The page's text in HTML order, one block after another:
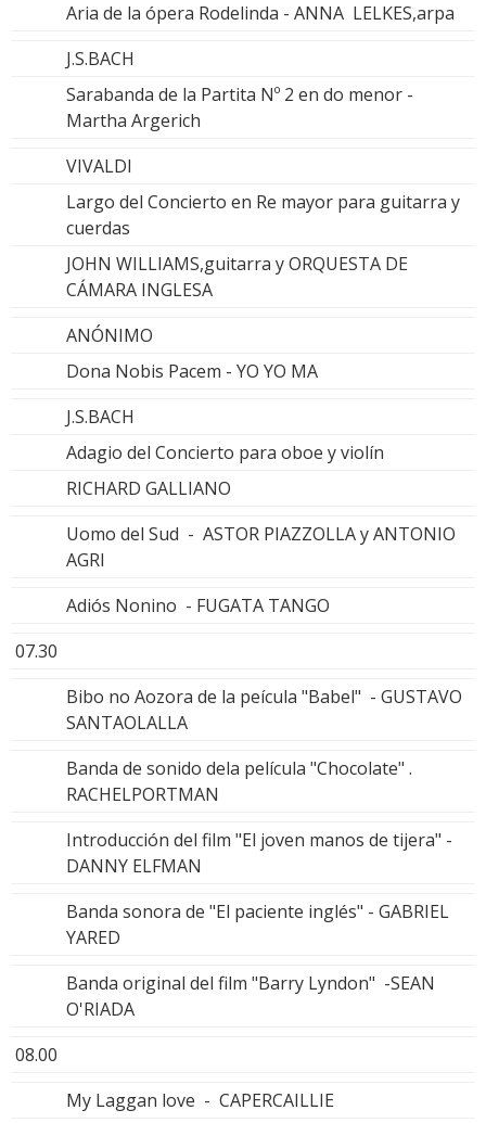
Aria de la ópera Rodelinda - ANNA LELKES,arpa
J.S.BACH
Sarabanda de la Partita Nº 2 en do menor -
Martha Argerich
VIVALDI
Largo del Concierto en Re mayor para guitarra y
cuerdas
JOHN WILLIAMS,guitarra y ORQUESTA DE
CÁMARA INGLESA
ANÓNIMO
Dona Nobis Pacem - YO YO MA
J.S.BACH
Adagio del Concierto para oboe y violín
RICHARD GALLIANO
Uomo del Sud - ASTOR PIAZZOLLA y ANTONIO
AGRI
Adiós Nonino - FUGATA TANGO
07.30
Bibo no Aozora de la peícula "Babel" - GUSTAVO
SANTAOLALLA
Banda de sonido dela película "Chocolate" .
RACHELPORTMAN
Introducción del film "El joven manos de tijera" -
DANNY ELFMAN
Banda sonora de "El paciente inglés" - GABRIEL
YARED
Banda original del film "Barry Lyndon" -SEAN
O'RIADA
08.00
My Laggan love - CAPERCAILLIE